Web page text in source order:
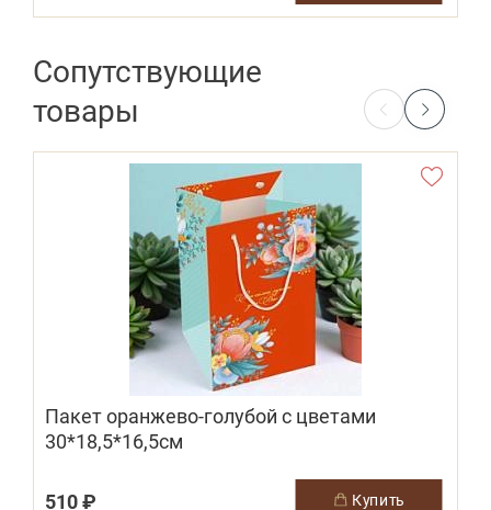
Сопутствующие
товары
Пакет оранжево-голубой с цветами
30*18,5*16,5см
510 ₽ купить